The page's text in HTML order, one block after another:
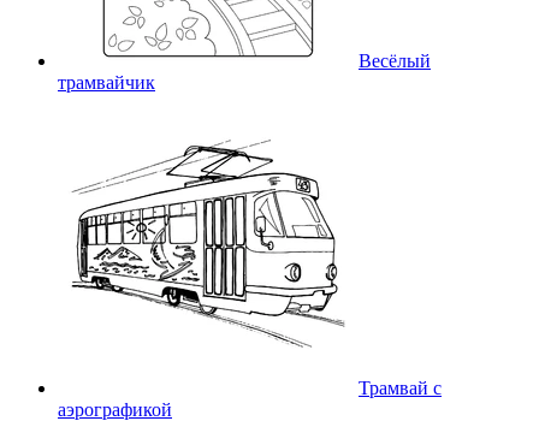
Весёлый
трамвайчик
Трамвай с
аэрографикой